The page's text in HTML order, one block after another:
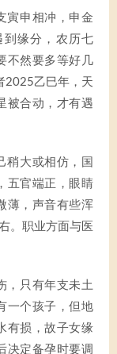
寅申相冲，申金
到缘分，农历七
不然要多等好几
2025乙巳年，天
被合动，才有遇
稍大或相仿，国
五官端正，眼睛
薄，声音有些浑
。职业方面与医
，只有年支未土
一个孩子，但地
有损，故子女缘
决定备孕时要调